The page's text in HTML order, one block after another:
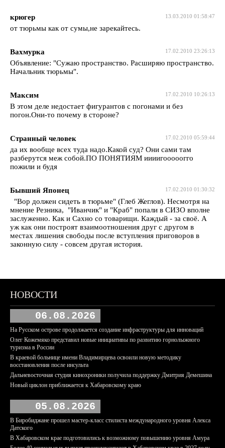
13.03.2010 01:58:47
крюгер
от тюрьмы как от сумы,не зарекайтесь.
17.02.2010 23:26:13
Вахмурка
Объявление: "Сужаю пространство. Расширяю пространство.
Начальник тюрьмы".
17.02.2010 10:26:13
Максим
В этом деле недостает фигурантов с погонами и без
погон.Они-то почему в стороне?
17.02.2010 05:59:44
Странный человек
да их вообще всех туда надо.Какой суд? Они сами там
разберутся меж собой.ПО ПОНЯТИЯМ иииигооооогго
пожили и будя
17.02.2010 01:30:32
Бывший Японец
"Вор должен сидеть в тюрьме" (Глеб Жеглов). Несмотря на
мнение Резника, "Иванчик" и "Краб" попали в СИЗО вполне
заслуженно. Как и Сахно со товарищи. Каждый - за своё. А
уж как они построят взаимоотношения друг с другом в
местах лишения свободы после вступления приговоров в
законную силу - совсем другая история.
НОВОСТИ
06.08.2026
На Русском острове продолжается создание инфраструктуры для инноваций
Олег Кожемяко представил новые инициативы по развитию горнолыжного
туризма в России
В краевой больнице имени Владимирцева освоили новую методику
восстановления после инсульта
Дальневосточная студия кинохроники получила поддержку Дмитрия Демешина
Новый циклон приближается к Хабаровскому краю
05.08.2026
В Биробиджане прошел мастер-класс стилиста международного уровня Алекса
Датского
В Хабаровском крае подготовились к возможному повышению уровня Амура